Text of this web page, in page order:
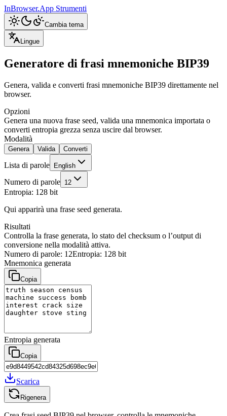
InBrowser.App Strumenti
Cambia tema
Lingue
Generatore di frasi mnemoniche BIP39
Genera, valida e converti frasi mnemoniche BIP39 direttamente nel
browser.
Opzioni
Genera una nuova frase seed, valida una mnemonica importata o
converti entropia grezza senza uscire dal browser.
Modalità
Genera Valida Converti
Lista di parole English
Numero di parole 12
Entropia: 128 bit
Qui apparirà una frase seed generata.
Risultati
Controlla la frase generata, lo stato del checksum o l’output di
conversione nella modalità attiva.
Numero di parole: 12Entropia: 128 bit
Mnemonica generata
Copia
Entropia generata
Copia
Scarica
Rigenera